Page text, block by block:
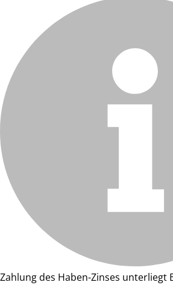
Zahlung des Haben-Zinses unterliegt